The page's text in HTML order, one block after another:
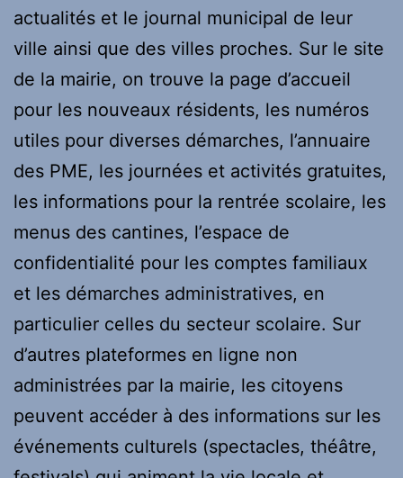
actualités et le journal municipal de leur
ville ainsi que des villes proches. Sur le site
de la mairie, on trouve la page d’accueil
pour les nouveaux résidents, les numéros
utiles pour diverses démarches, l’annuaire
des PME, les journées et activités gratuites,
les informations pour la rentrée scolaire, les
menus des cantines, l’espace de
confidentialité pour les comptes familiaux
et les démarches administratives, en
particulier celles du secteur scolaire. Sur
d’autres plateformes en ligne non
administrées par la mairie, les citoyens
peuvent accéder à des informations sur les
événements culturels (spectacles, théâtre,